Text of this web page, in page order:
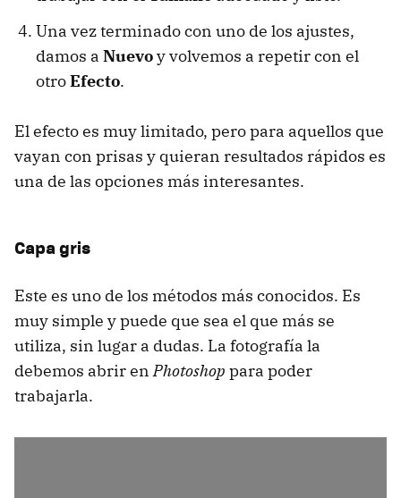
Una vez terminado con uno de los ajustes,
damos a Nuevoy volvemos a repetir con el
otroEfecto.
El efecto es muy limitado, pero para aquellos que
vayan con prisas y quieran resultados rápidos es
una de las opciones más interesantes.
Capa gris
Este es uno de los métodos más conocidos. Es
muy simple y puede que sea el que más se
utiliza, sin lugar a dudas. La fotografía la
debemos abrir enPhotoshop para poder
trabajarla.